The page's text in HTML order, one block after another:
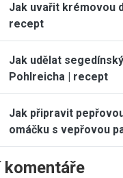
Jak uvařit krémovou
recept
Jak udělat
Pohlreicha | recept
Jak připravit
omáčku s vepřovou
komentáře